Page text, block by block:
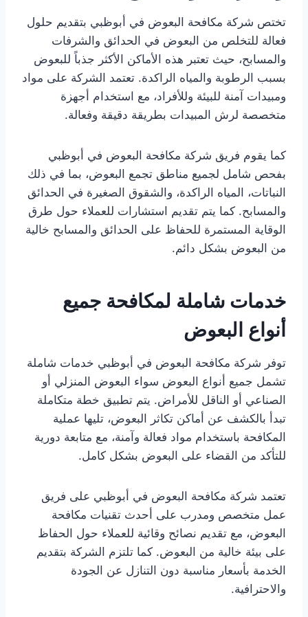
تختص شركة مكافحة البعوض في أبوظبي بتقديم حلول
فعالة للتخلص من البعوض في الحدائق والشرفات
والمسابح، حيث تعتبر هذه الأماكن الأكثر جذباً للبعوض
بسبب الرطوبة والمياه الراكدة. تعتمد الشركة على مواد
ومبيدات آمنة للبيئة وللأفراد، مع استخدام أجهزة
متخصصة لرش المبيدات بطريقة دقيقة وفعالة.
كما يقوم فريق شركة مكافحة البعوض في أبوظبي
بفحص شامل لجميع مناطق تجمع البعوض، بما في ذلك
النباتات، المياه الراكدة، والشقوق الصغيرة في الحدائق
والمسابح. كما يتم تقديم استشارات للعملاء حول طرق
الوقاية المستمرة للحفاظ على الحدائق والمسابح خالية
من البعوض بشكل دائم.
خدمات شاملة لمكافحة جميع
أنواع البعوض
توفر شركة مكافحة البعوض في أبوظبي خدمات شاملة
تشمل جميع أنواع البعوض سواء البعوض المنزلي أو
الصناعي أو الناقل للأمراض. يتم تطبيق خطة متكاملة
تبدأ بالكشف عن أماكن تكاثر البعوض، تليها عملية
المكافحة باستخدام مواد فعالة وآمنة، مع متابعة دورية
للتأكد من القضاء على البعوض بشكل كامل.
تعتمد شركة مكافحة البعوض في أبوظبي على فريق
عمل متخصص ومدرب على أحدث تقنيات مكافحة
البعوض، مع تقديم نصائح وقائية للعملاء حول الحفاظ
على بيئة خالية من البعوض. كما تلتزم الشركة بتقديم
الخدمة بأسعار مناسبة دون التنازل عن الجودة
والاحترافية.